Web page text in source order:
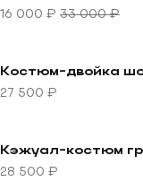
16 000 ₽ 33 000 ₽
Перейти к
Костюм-двойка
27 500 ₽
Перейти к
Кэжуал-костюм
28 500 ₽